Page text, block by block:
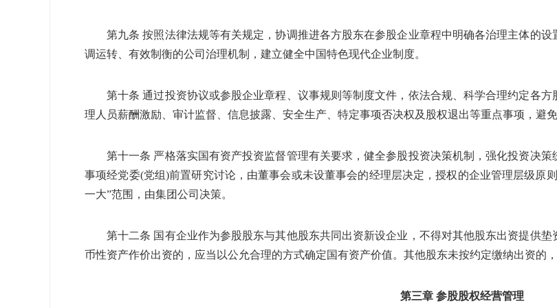
第九条 按照法律法规等有关规定，协调推进各方股东在参股企业章程中明确各治理主体的
调运转、有效制衡的公司治理机制，建立健全中国特色现代企业制度。
第十条 通过投资协议或参股企业章程、议事规则等制度文件，依法合规、科学合理约定各
理人员薪酬激励、审计监督、信息披露、安全生产、特定事项否决权及股权退出等重点事项，避
第十一条 严格落实国有资产投资监督管理有关要求，健全参股投资决策机制，强化投资决
事项经党委(党组)前置研究讨论，由董事会或未设董事会的经理层决定，授权的企业管理层级原
一大”范围，由集团公司决策。
第十二条 国有企业作为参股股东与其他股东共同出资新设企业，不得对其他股东出资提供
币性资产作价出资的，应当以公允合理的方式确定国有资产价值。其他股东未按约定缴纳出资的
第三章 参股股权经营管理